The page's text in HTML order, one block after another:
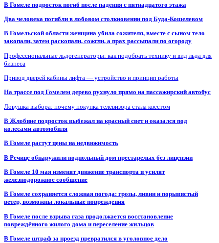
В Гомеле подросток погиб после падения с пятнадцатого этажа
Два человека погибли в лобовом столкновении под Буда-Кошелевом
В Гомельской области женщина убила сожителя, вместе с сыном тело
закопали, затем раскопали, сожгли, а прах рассыпали по огороду
Профессиональные льдогенераторы: как подобрать технику и вид льда для
бизнеса
Привод дверей кабины лифта — устройство и принцип работы
На трассе под Гомелем дерево рухнуло прямо на пассажирский автобус
Ловушка выбора: почему покупка телевизора стала квестом
В Жлобине подросток выбежал на красный свет и оказался под
колесами автомобиля
В Гомеле растут цены на недвижимость
В Речице обнаружили подпольный дом престарелых без лицензии
В Гомеле 10 мая изменят движение транспорта и усилят
железнодорожное сообщение
В Гомеле сохраняется сложная погода: грозы, ливни и порывистый
ветер, возможны локальные повреждения
В Гомеле после взрыва газа продолжается восстановление
повреждённого жилого дома и переселение жильцов
В Гомеле штраф за проезд превратился в уголовное дело